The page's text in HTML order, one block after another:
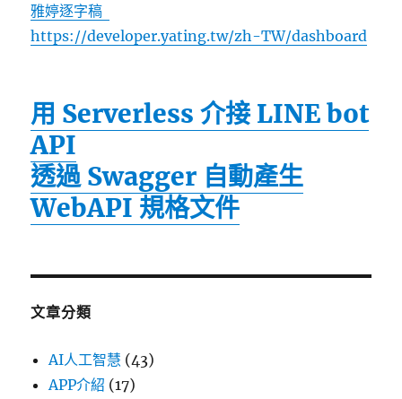
雅婷逐字稿
https://developer.yating.tw/zh-TW/dashboard
用 Serverless 介接 LINE bot
API
透過 Swagger 自動產生
WebAPI 規格文件
文章分類
AI人工智慧 (43)
APP介紹 (17)